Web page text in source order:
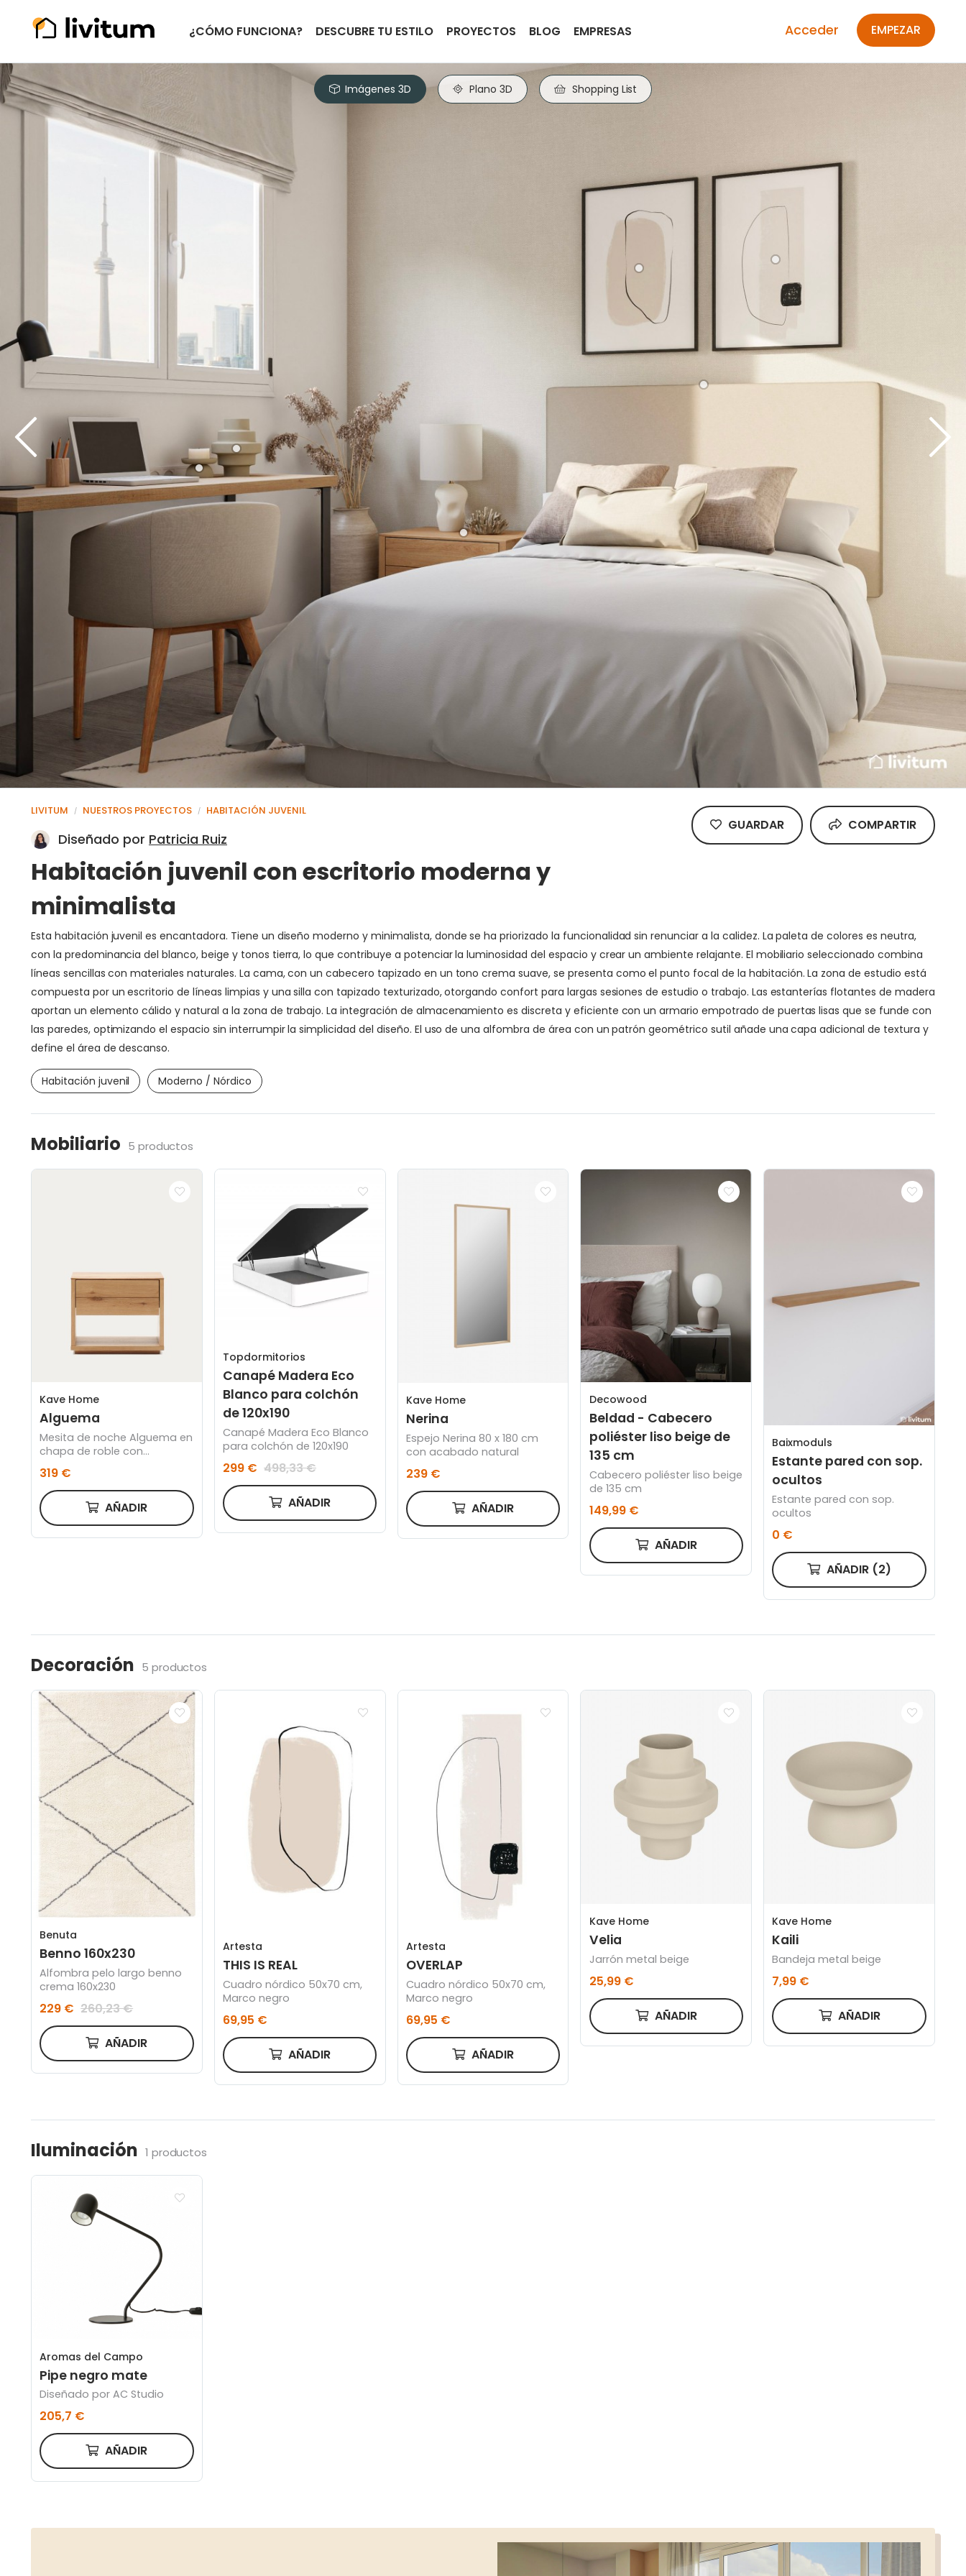
¿CÓMO FUNCIONA? DESCUBRE TU ESTILO PROYECTOS BLOG EMPRESAS EMPEZAR
Acceder
Imágenes 3D Plano 3D Shopping List
LIVITUM / NUESTROS PROYECTOS / HABITACIÓN JUVENIL
Diseñado por Patricia Ruiz
Habitación juvenil con escritorio moderna y
minimalista
GUARDAR COMPARTIR
Esta habitación juvenil es encantadora. Tiene un diseño moderno y minimalista, donde se ha priorizado la funcionalidad sin renunciar a la calidez. La paleta de colores es neutra,
con la predominancia del blanco, beige y tonos tierra, lo que contribuye a potenciar la luminosidad del espacio y crear un ambiente relajante. El mobiliario seleccionado combina
líneas sencillas con materiales naturales. La cama, con un cabecero tapizado en un tono crema suave, se presenta como el punto focal de la habitación. La zona de estudio está
compuesta por un escritorio de líneas limpias y una silla con tapizado texturizado, otorgando confort para largas sesiones de estudio o trabajo. Las estanterías flotantes de madera
aportan un elemento cálido y natural a la zona de trabajo. La integración de almacenamiento es discreta y eficiente con un armario empotrado de puertas lisas que se funde con
las paredes, optimizando el espacio sin interrumpir la simplicidad del diseño. El uso de una alfombra de área con un patrón geométrico sutil añade una capa adicional de textura y
define el área de descanso.
Habitación juvenil Moderno / Nórdico
Mobiliario 5 productos
Kave Home
Alguema
Mesita de noche Alguema en
chapa de roble con
319 €
AÑADIR
Topdormitorios
Canapé Madera Eco
Blanco para colchón
de 120x190
Canapé Madera Eco Blanco
para colchón de 120x190
299 € 498,33 €
AÑADIR
Kave Home
Nerina
Espejo Nerina 80 x 180 cm
con acabado natural
239 €
AÑADIR
Decowood
Beldad - Cabecero
poliéster liso beige de
135 cm
Cabecero poliéster liso beige
de 135 cm
149,99 €
AÑADIR
Baixmoduls
Estante pared con sop.
ocultos
Estante pared con sop.
ocultos
0 €
AÑADIR (2)
Decoración 5 productos
Benuta
Benno 160x230
Alfombra pelo largo benno
crema 160x230
229 € 260,23 €
AÑADIR
Artesta
THIS IS REAL
Cuadro nórdico 50x70 cm,
Marco negro
69,95 €
AÑADIR
Artesta
OVERLAP
Cuadro nórdico 50x70 cm,
Marco negro
69,95 €
AÑADIR
Kave Home
Velia
Jarrón metal beige
25,99 €
AÑADIR
Kave Home
Kaili
Bandeja metal beige
7,99 €
AÑADIR
Iluminación 1 productos
Aromas del Campo
Pipe negro mate
Diseñado por AC Studio
205,7 €
AÑADIR